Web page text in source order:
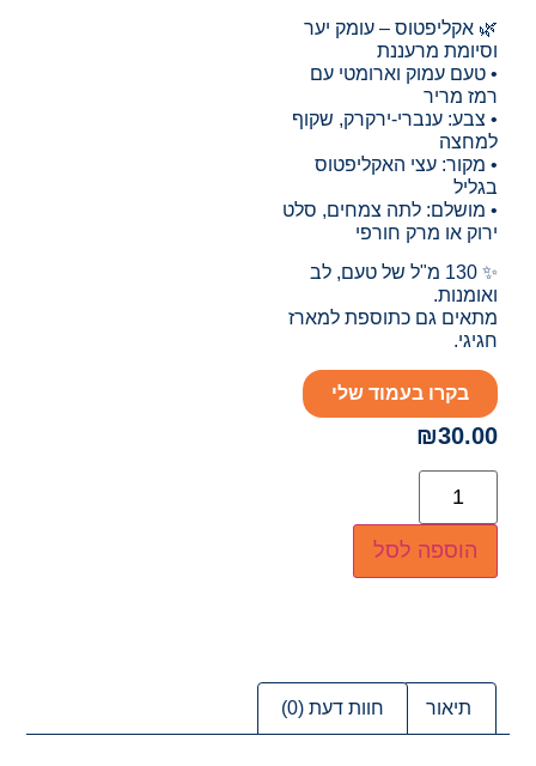
🌿 אקליפטוס – עומק יער
וסיומת מרעננת
• טעם עמוק וארומטי עם
רמז מריר
• צבע: ענברי-ירקרק, שקוף
למחצה
• מקור: עצי האקליפטוס
בגליל
• מושלם: לתה צמחים, סלט
ירוק או מרק חורפי
✨ 130 מ"ל של טעם, לב
ואומנות.
מתאים גם כתוספת למארז
חגיגי.
בקרו בעמוד שלי
₪30.00
הוספה לסל
תיאור חוות דעת (0)